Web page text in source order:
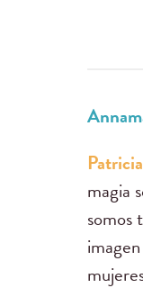
magia
somos